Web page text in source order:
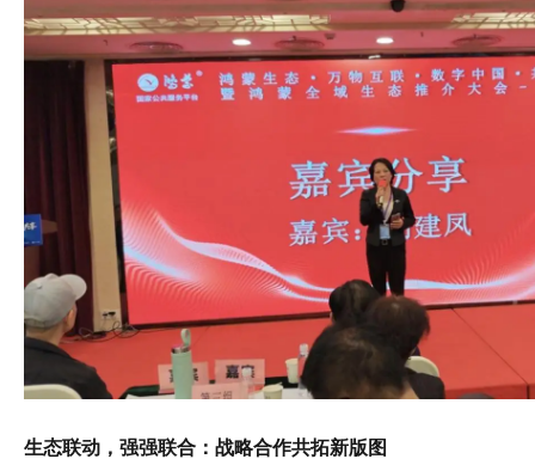
生态联动，强强联合：战略合作共拓新版图